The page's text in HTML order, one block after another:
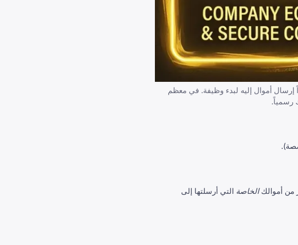
أموال إليه لبدء وظيفة. في معظم
رسمياً.
الخاصة التي أرسلتها إلى